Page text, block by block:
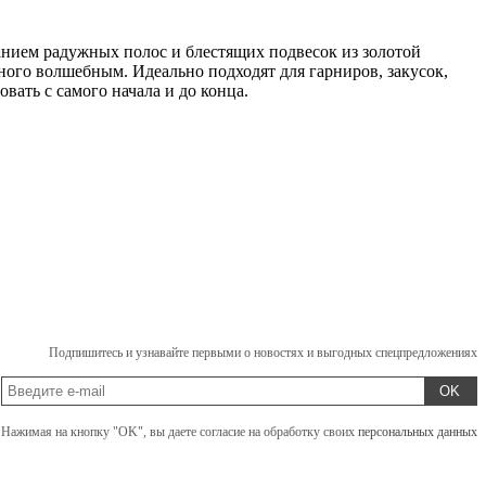
радужных полос и блестящих подвесок из золотой
волшебным. Идеально подходят для гарниров, закусок,
с самого начала и до конца.
Подпишитесь и узнавайте первыми о новостях и выгодных спецпредложениях
OK
Нажимая на кнопку "OK", вы даете согласие на обработку своих персональных данных